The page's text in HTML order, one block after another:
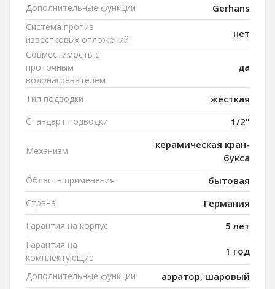
Дополнительные функции Gerhans
Система против
известковых отложений
нет
Совместимость с
проточным
водонагревателем
да
Тип подводки жесткая
Стандарт подводки 1/2"
Механизм
керамическая кран-
букса
Область применения бытовая
Страна Германия
Гарантия на корпус 5 лет
Гарантия на
комплектующие
1 год
Дополнительные функции аэратор, шаровый